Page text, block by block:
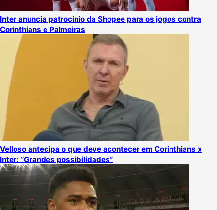
Inter anuncia patrocínio da Shopee para os jogos contra
Corinthians e Palmeiras
Velloso antecipa o que deve acontecer em Corinthians x
Inter: “Grandes possibilidades”